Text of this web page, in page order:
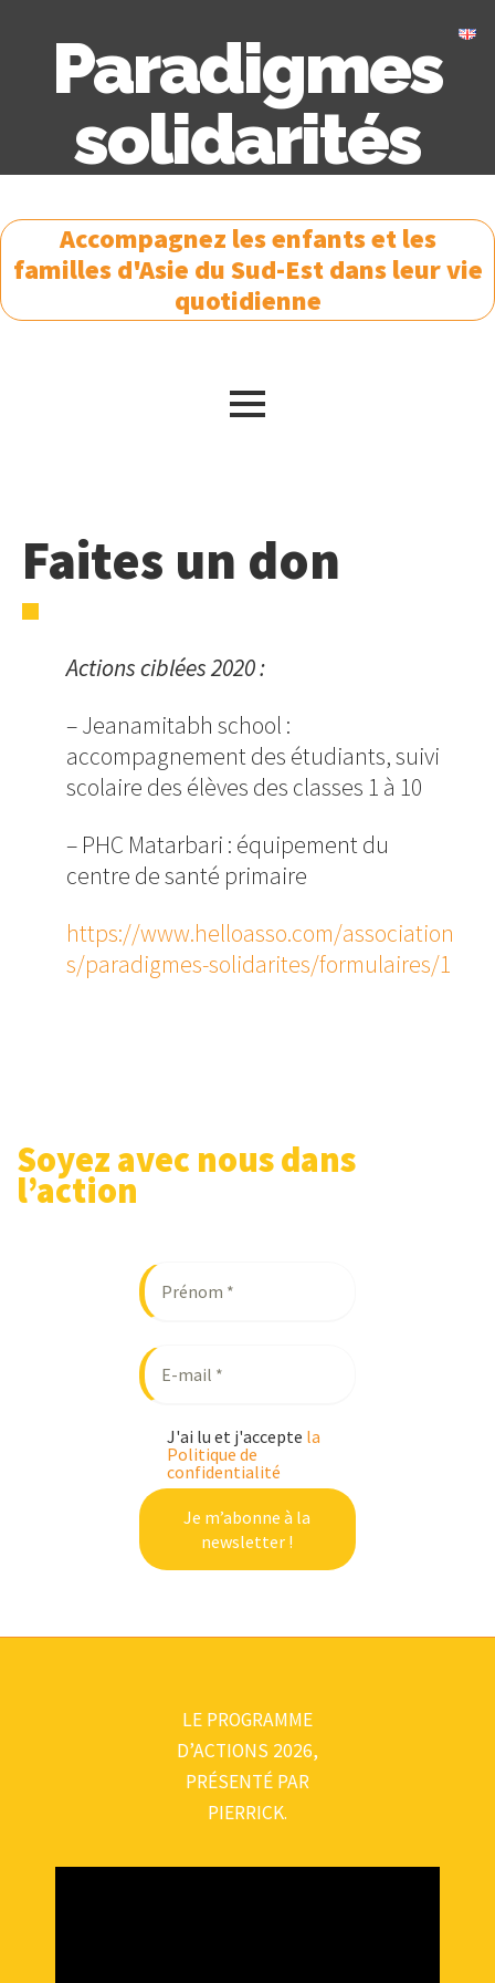
Paradigmes
solidarités
Accompagnez les enfants et les
familles d'Asie du Sud-Est dans leur vie
quotidienne
Faites un don
Actions ciblées 2020 :
– Jeanamitabh school :
accompagnement des étudiants, suivi
scolaire des élèves des classes 1 à 10
– PHC Matarbari : équipement du
centre de santé primaire
https://www.helloasso.com/association
s/paradigmes-solidarites/formulaires/1
Soyez avec nous dans
l’action
J'ai lu et j'accepte la
Politique de
confidentialité
LE PROGRAMME
D’ACTIONS 2026,
PRÉSENTÉ PAR
PIERRICK.